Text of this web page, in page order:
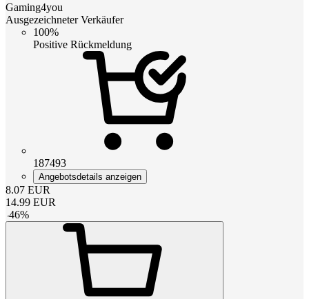
Gaming4you
Ausgezeichneter Verkäufer
100%
Positive Rückmeldung
187493
Angebotsdetails anzeigen
8.07 EUR
14.99 EUR
-46%